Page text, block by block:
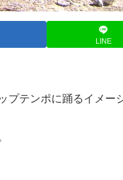
LINE
プテンポに踊るイメー